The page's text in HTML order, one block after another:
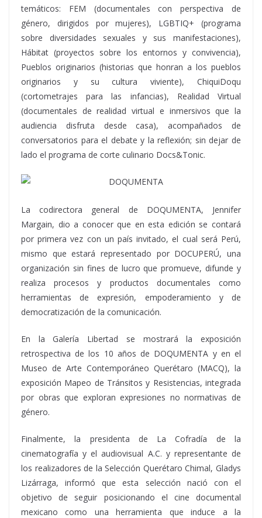
temáticos: FEM (documentales con perspectiva de
género, dirigidos por mujeres), LGBTIQ+ (programa
sobre diversidades sexuales y sus manifestaciones),
Hábitat (proyectos sobre los entornos y convivencia),
Pueblos originarios (historias que honran a los pueblos
originarios y su cultura viviente), ChiquiDoqu
(cortometrajes para las infancias), Realidad Virtual
(documentales de realidad virtual e inmersivos que la
audiencia disfruta desde casa), acompañados de
conversatorios para el debate y la reflexión; sin dejar de
lado el programa de corte culinario Docs&Tonic.
La codirectora general de DOQUMENTA, Jennifer
Margain, dio a conocer que en esta edición se contará
por primera vez con un país invitado, el cual será Perú,
mismo que estará representado por DOCUPERÚ, una
organización sin fines de lucro que promueve, difunde y
realiza procesos y productos documentales como
herramientas de expresión, empoderamiento y de
democratización de la comunicación.
En la Galería Libertad se mostrará la exposición
retrospectiva de los 10 años de DOQUMENTA y en el
Museo de Arte Contemporáneo Querétaro (MACQ), la
exposición Mapeo de Tránsitos y Resistencias, integrada
por obras que exploran expresiones no normativas de
género.
Finalmente, la presidenta de La Cofradía de la
cinematografía y el audiovisual A.C. y representante de
los realizadores de la Selección Querétaro Chimal, Gladys
Lizárraga, informó que esta selección nació con el
objetivo de seguir posicionando el cine documental
mexicano como una herramienta que induce a la